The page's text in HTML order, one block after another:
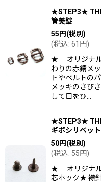
★STEP3★
管美錠
55円(税別)
(税込: 61 円)
★ オリジナル
わりの赤錆メ
トやベルトの
メッキのさび
して目をひ…
★STEP3★
ギボシリベッ
50円(税別)
(税込: 55円)
★ オリジナル
芯ホック★ 襟